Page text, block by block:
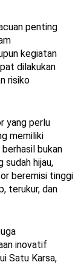
penting
kegiatan
dilakukan
risiko
yang perlu
memiliki
bukan
sudah hijau,
beremisi tinggi
terukur, dan
inovatif
Satu Karsa,